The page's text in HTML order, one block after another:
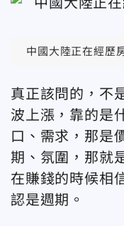
中國大陸正在經歷
真正該問的，不
波上漲，靠的是
口、需求，那是
期、氛圍，那就
在賺錢的時候相
認是週期。